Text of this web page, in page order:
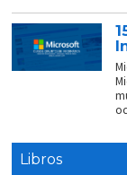
Libros